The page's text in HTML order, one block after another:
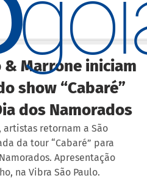
& Marrone iniciam
show “Cabaré”
dos Namorados
artistas retornam a São
da tour “Cabaré” para
Apresentação
na Vibra São Paulo.